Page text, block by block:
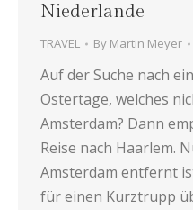
Niederlande
TRAVEL By Martin Meyer
Auf der Suche nach
Ostertage, welches
Amsterdam? Dann
Reise nach Haarlem.
Amsterdam entfernt
für einen Kurztrupp